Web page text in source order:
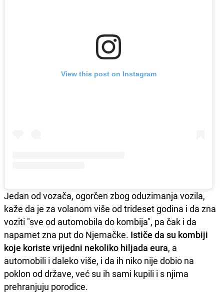
View this post on Instagram
Jedan od vozača, ogorčen zbog oduzimanja vozila,
kaže da je za volanom više od trideset godina i da zna
voziti "sve od automobila do kombija", pa čak i da
napamet zna put do Njemačke. Ističe da su kombiji
koje koriste vrijedni nekoliko hiljada eura, a
automobili i daleko više, i da ih niko nije dobio na
poklon od države, već su ih sami kupili i s njima
prehranjuju porodice.